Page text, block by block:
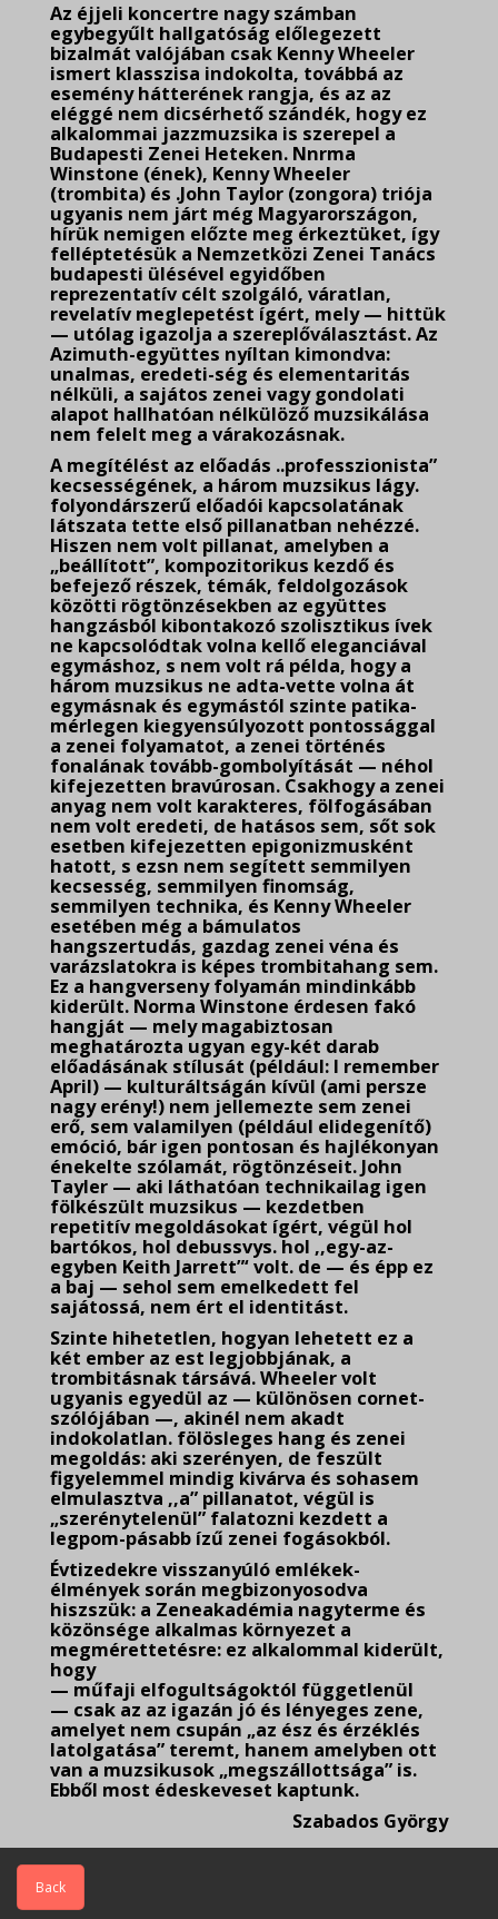
Az éjjeli koncertre nagy számban
egybegyűlt hallgatóság előlegezett
bizalmát valójában csak Kenny Wheeler
ismert klasszisa indokolta, továbbá az
esemény hátterének rangja, és az az
eléggé nem dicsérhető szándék, hogy ez
alkalommai jazzmuzsika is szerepel a
Budapesti Zenei Heteken. Nnrma
Winstone (ének), Kenny Wheeler
(trombita) és .John Taylor (zongora) triója
ugyanis nem járt még Magyarországon,
hírük nemigen előzte meg érkeztüket, így
felléptetésük a Nemzetközi Zenei Tanács
budapesti ülésével egyidőben
reprezentatív célt szolgáló, váratlan,
revelatív meglepetést ígért, mely — hittük
— utólag igazolja a szereplőválasztást. Az
Azimuth-együttes nyíltan kimondva:
unalmas, eredeti-ség és elementaritás
nélküli, a sajátos zenei vagy gondolati
alapot hallhatóan nélkülöző muzsikálása
nem felelt meg a várakozásnak.
A megítélést az előadás ..professzionista”
kecsességének, a három muzsikus lágy.
folyondárszerű előadói kapcsolatának
látszata tette első pillanatban nehézzé.
Hiszen nem volt pillanat, amelyben a
„beállított”, kompozitorikus kezdő és
befejező részek, témák, feldolgozások
közötti rögtönzésekben az együttes
hangzásból kibontakozó szolisztikus ívek
ne kapcsolódtak volna kellő eleganciával
egymáshoz, s nem volt rá példa, hogy a
három muzsikus ne adta-vette volna át
egymásnak és egymástól szinte patika-
mérlegen kiegyensúlyozott pontossággal
a zenei folyamatot, a zenei történés
fonalának tovább-gombolyítását — néhol
kifejezetten bravúrosan. Csakhogy a zenei
anyag nem volt karakteres, fölfogásában
nem volt eredeti, de hatásos sem, sőt sok
esetben kifejezetten epigonizmusként
hatott, s ezsn nem segített semmilyen
kecsesség, semmilyen finomság,
semmilyen technika, és Kenny Wheeler
esetében még a bámulatos
hangszertudás, gazdag zenei véna és
varázslatokra is képes trombitahang sem.
Ez a hangverseny folyamán mindinkább
kiderült. Norma Winstone érdesen fakó
hangját — mely magabiztosan
meghatározta ugyan egy-két darab
előadásának stílusát (például: I remember
April) — kulturáltságán kívül (ami persze
nagy erény!) nem jellemezte sem zenei
erő, sem valamilyen (például elidegenítő)
emóció, bár igen pontosan és hajlékonyan
énekelte szólamát, rögtönzéseit. John
Tayler — aki láthatóan technikailag igen
fölkészült muzsikus — kezdetben
repetitív megoldásokat ígért, végül hol
bartókos, hol debussvys. hol ,,egy-az-
egyben Keith Jarrett”‘ volt. de — és épp ez
a baj — sehol sem emelkedett fel
sajátossá, nem ért el identitást.
Szinte hihetetlen, hogyan lehetett ez a
két ember az est legjobbjának, a
trombitásnak társává. Wheeler volt
ugyanis egyedül az — különösen cornet-
szólójában —, akinél nem akadt
indokolatlan. fölösleges hang és zenei
megoldás: aki szerényen, de feszült
figyelemmel mindig kivárva és sohasem
elmulasztva ,,a” pillanatot, végül is
„szerénytelenül” falatozni kezdett a
legpom-pásabb ízű zenei fogásokból.
Évtizedekre visszanyúló emlékek-
élmények során megbizonyosodva
hiszszük: a Zeneakadémia nagyterme és
közönsége alkalmas környezet a
megmérettetésre: ez alkalommal kiderült,
hogy
— műfaji elfogultságoktól függetlenül
— csak az az igazán jó és lényeges zene,
amelyet nem csupán „az ész és érzéklés
latolgatása” teremt, hanem amelyben ott
van a muzsikusok „megszállottsága” is.
Ebből most édeskeveset kaptunk.
Szabados György
Back